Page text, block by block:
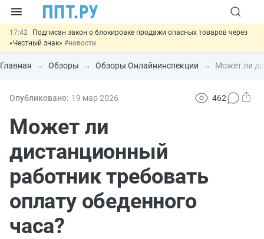
17:42
Подписан закон о блокировке продажи опасных товаров через
«Честный знак» #новости
17:17 Дистанционную работу беременных пропишут в ТК РФ#новости
15:25 Изменят правила контроля за подрядчиками ИЖС с эскроу-
11:31
отношений #новости
Главная Обзоры Обзоры Онлайнинспекции Может ли
Опубликовано: 19 мар 2026 462
Может ли
дистанционный
работник требовать
оплату обеденного
часа?